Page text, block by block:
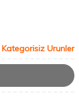
Kategorisiz Urunler